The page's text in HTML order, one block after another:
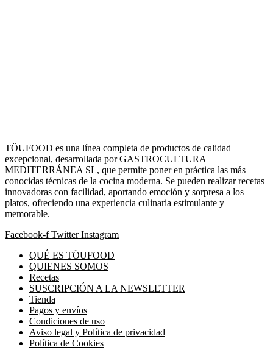
TÖUFOOD es una línea completa de productos de calidad
excepcional, desarrollada por GASTROCULTURA
MEDITERRÁNEA SL, que permite poner en práctica las más
conocidas técnicas de la cocina moderna. Se pueden realizar recetas
innovadoras con facilidad, aportando emoción y sorpresa a los
platos, ofreciendo una experiencia culinaria estimulante y
memorable.
Facebook-f Twitter Instagram
QUÉ ES TÖUFOOD
QUIENES SOMOS
Recetas
SUSCRIPCIÓN A LA NEWSLETTER
Tienda
Pagos y envíos
Condiciones de uso
Aviso legal y Política de privacidad
Política de Cookies